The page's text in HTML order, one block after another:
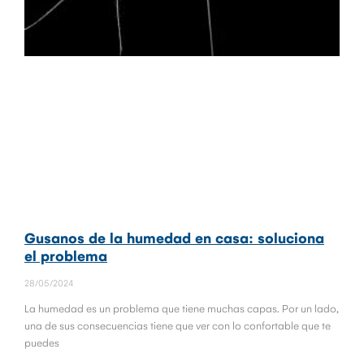
Gusanos de la humedad en casa: soluciona
el problema
28/05/2024
La humedad es un problema que tiene muchas capas. Por un lado,
una de sus consecuencias tiene que ver con lo confortable que te
puedes